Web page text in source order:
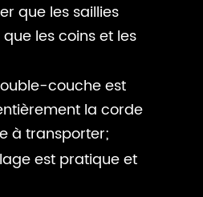
que les saillies
les coins et les
couche est
la corde
à transporter;
est pratique et